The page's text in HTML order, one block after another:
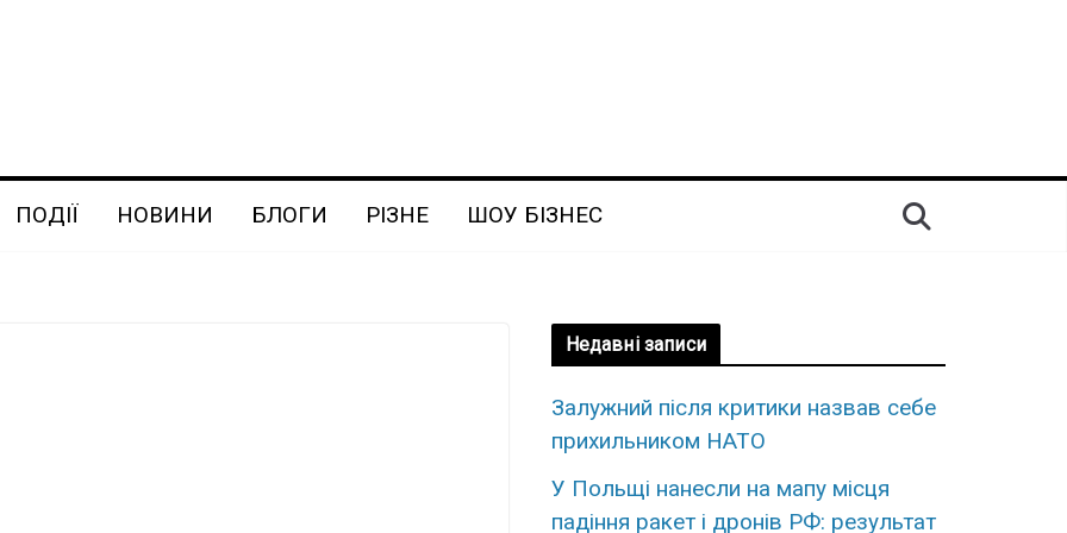
ПОДІЇ НОВИНИ БЛОГИ РІЗНЕ ШОУ БІЗНЕС
Недавні записи
Залужний після критики назвав себе
прихильником НАТО
У Польщі нанесли на мапу місця
падіння ракет і дронів РФ: результат